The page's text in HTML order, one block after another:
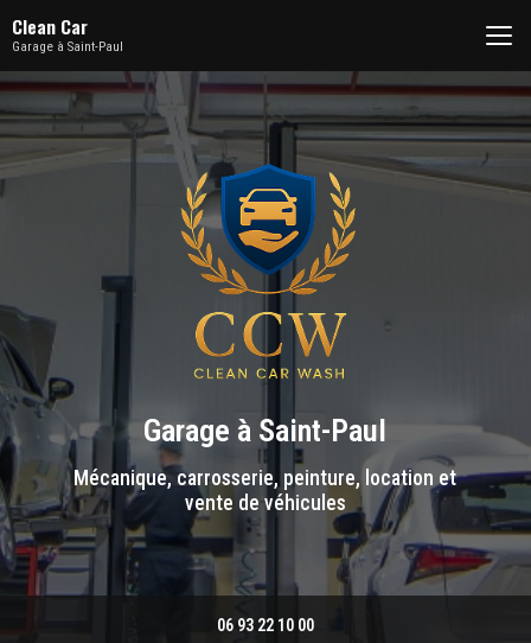
au
contenu
principal
Clean Car
Garage à Saint-Paul
Garage à Saint-Paul
Mécanique, carrosserie, peinture, location et
vente de véhicules
06 93 22 10 00